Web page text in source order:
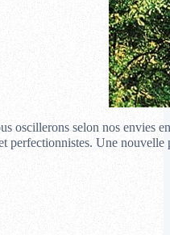
oscillerons selon nos envies
perfectionnistes. Une